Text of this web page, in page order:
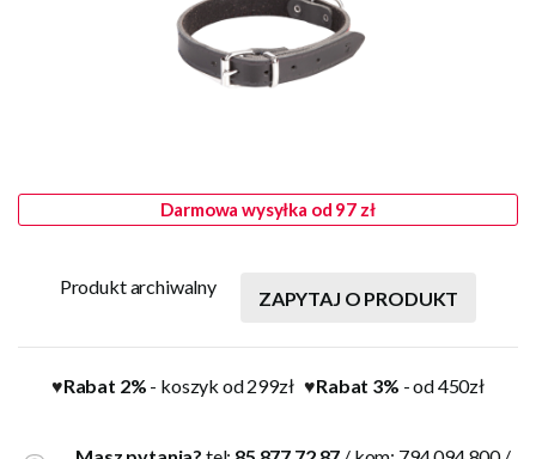
Darmowa wysyłka od 97 zł
Produkt archiwalny
ZAPYTAJ O PRODUKT
♥Rabat 2% - koszyk od 299zł♥Rabat 3% - od 450zł